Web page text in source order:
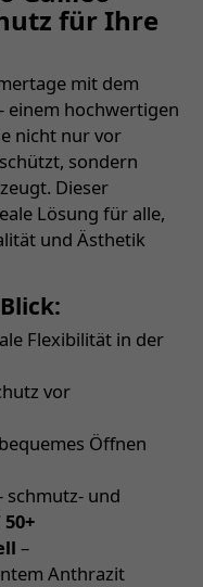
für Ihre
mit dem
einem hochwertigen
nicht nur vor
sondern
Dieser
Lösung für alle,
und Ästhetik
Flexibilität in der
vor
Öffnen
schmutz- und
50+
–
Anthrazit